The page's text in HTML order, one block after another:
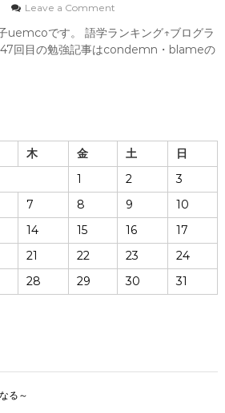
Leave a Commento
～
勉
o
d
b
a
uemcoです。 語学ランキング↑ブログラ
回目の勉強記事はcondemn・blameの
木 金 土
日
1
2
3
7 8 9
10
14 15 16
17
21 22 23
24
28 29 30 31
る～